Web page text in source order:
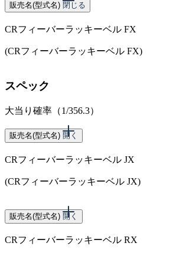
販売名(型式名) 閉じる
CRフィーバーラッキーベル FX
(CRフィーバーラッキーベル FX)
スペック
大当り確率（1/356.3）
販売名(型式名) 開く
CRフィーバーラッキーベル JX
(CRフィーバーラッキーベル JX)
スペック
大当り確率（1/349.7）
販売名(型式名) 開く
CRフィーバーラッキーベル RX